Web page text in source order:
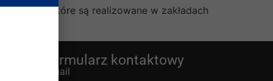
które są realizowane w zakładach
Formularz kontaktowy
E-mail